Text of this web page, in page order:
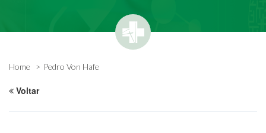
Home Pedro Von Hafe
Voltar